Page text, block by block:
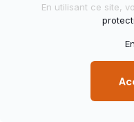
En utilisant ce site,